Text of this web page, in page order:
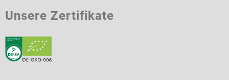
Unsere Zertifikate